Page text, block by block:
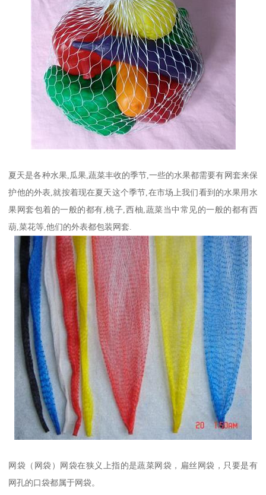
夏天是各种水果,瓜果,蔬菜丰收的季节,一些的水果都需要有网套来保
护他的外表,就按着现在夏天这个季节,在市场上我们看到的水果用水
果网套包着的一般的都有,桃子,西柚,蔬菜当中常见的一般的都有西
葫,菜花等,他们的外表都包装网套.
网袋（网袋）网袋在狭义上指的是蔬菜网袋，扁丝网袋，只要是有
网孔的口袋都属于网袋。